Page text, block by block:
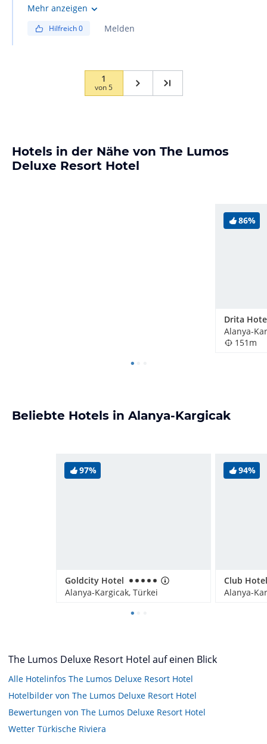
Evet, top havuzu bulunan kısım mini kulübümüzdür.
import alkollü içecekler extra ücretlidir. Saygılarımızla.
Mehr anzeigen
Hilfreich0 Melden
1
von5
Hotels in der Nähe von The Lumos
Deluxe Resort Hotel
86%
Drita
Alanya-
151m
Beliebte Hotels in Alanya-Kargicak
97%
Goldcity Hotel
Alanya-Kargicak, Türkei
94%
Club
Alanya-
The Lumos Deluxe Resort Hotel auf einen Blick
Alle Hotelinfos The Lumos Deluxe Resort Hotel
Hotelbilder von The Lumos Deluxe Resort Hotel
Bewertungen von The Lumos Deluxe Resort Hotel
Wetter Türkische Riviera